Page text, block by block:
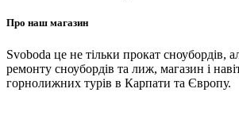
Про наш магазин
Svoboda це не тільки прокат сноубордів,
ремонту сноубордів та лиж, магазин і
горнолижних турів в Карпати та Європу.